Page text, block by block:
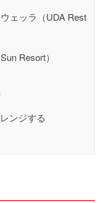
ェッラ（UDA Rest
Resort）
ンジする